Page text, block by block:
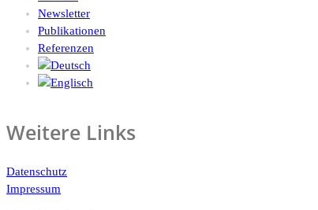
Newsletter
Publikationen
Referenzen
Weitere Links
Datenschutz
Impressum